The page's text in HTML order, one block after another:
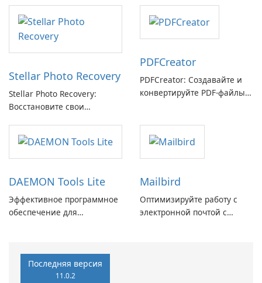
электронной почты
Stellar Photo Recovery
Stellar Photo Recovery:
Восстановите свои
с легкостью
PDFCreator
PDFCreator: Создавайте и
конвертируйте PDF-файлы с
DAEMON Tools Lite
Эффективное программное
обеспечение для
Mailbird
Оптимизируйте работу с
электронной почтой с
Последняя версия
11.0.2